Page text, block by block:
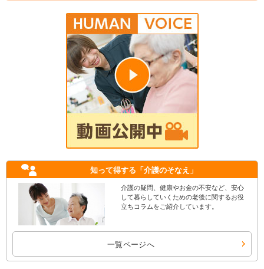
知って得する 「介護のそなえ」
介護の疑問、健康やお金の不安など、安心
して暮らしていくための老後に関するお役
立ちコラムをご紹介しています。
一覧ページへ